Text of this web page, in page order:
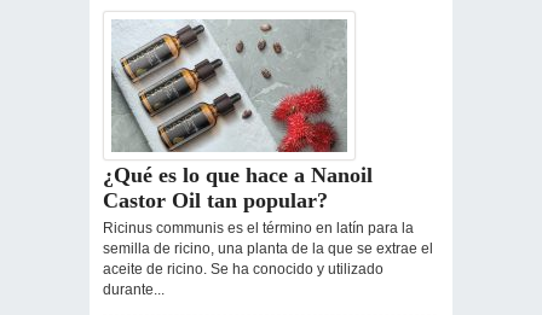
¿Qué es lo que hace a Nanoil
Castor Oil tan popular?
Ricinus communis es el término en latín para la
semilla de ricino, una planta de la que se extrae el
aceite de ricino. Se ha conocido y utilizado
durante...